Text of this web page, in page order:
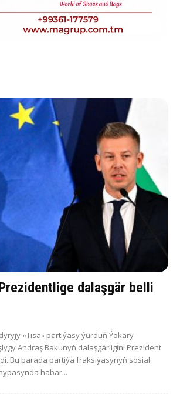
dalaşgär belli
«Tisa» partiýasy ýurduň Ýokary
Andraş Bakunyň dalaşgärligini Prezident
Bu barada partiýa fraksiýasynyň sosial
habar...